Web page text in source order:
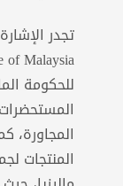
للحكومة
المجاورة،
المنتجات